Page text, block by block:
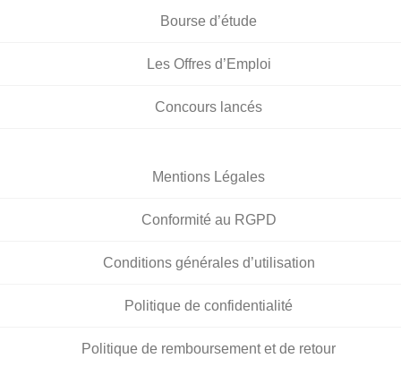
Bourse d’étude
Les Offres d’Emploi
Concours lancés
Mentions Légales
Conformité au RGPD
Conditions générales d’utilisation
Politique de confidentialité
Politique de remboursement et de retour